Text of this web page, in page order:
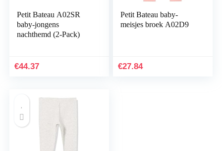
Petit Bateau A02SR
baby-jongens
nachthemd (2-Pack)
€44.37
Petit Bateau baby-
meisjes broek A02D9
€27.84